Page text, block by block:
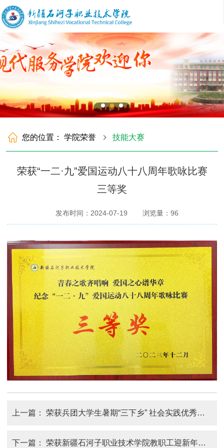
您的位置：学院荣誉 技能大赛
荣获“一二·九”爱国运动八十八周年歌咏比赛
三等奖
发布时间：2024-07-19 浏览量： 96
上一篇：荣获兵团大学生暑期“三下乡” 社会实践优秀团队称号
下一篇：荣获新疆石河子职业技术学院教职工迎新年联欢会 二等奖